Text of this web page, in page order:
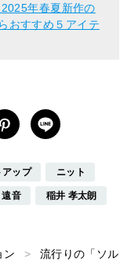
年春夏新作の
おすすめ５アイテ
アップ ニット
音 稲井 孝太朗
ン
流行りの「ソル